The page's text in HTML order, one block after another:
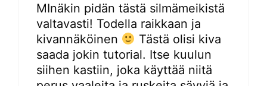
MInäkin pidän tästä silmämeikistä
valtavasti! Todella raikkaan ja
kivannäköinen
Tästä olisi kiva
saada jokin tutorial. Itse kuulun
siihen kastiin, joka käyttää niitä